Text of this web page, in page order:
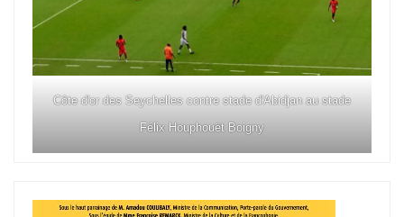
Côte d'or des Seychelles contre stade d'Abidjan au stade
Félix Houphouët Boigny